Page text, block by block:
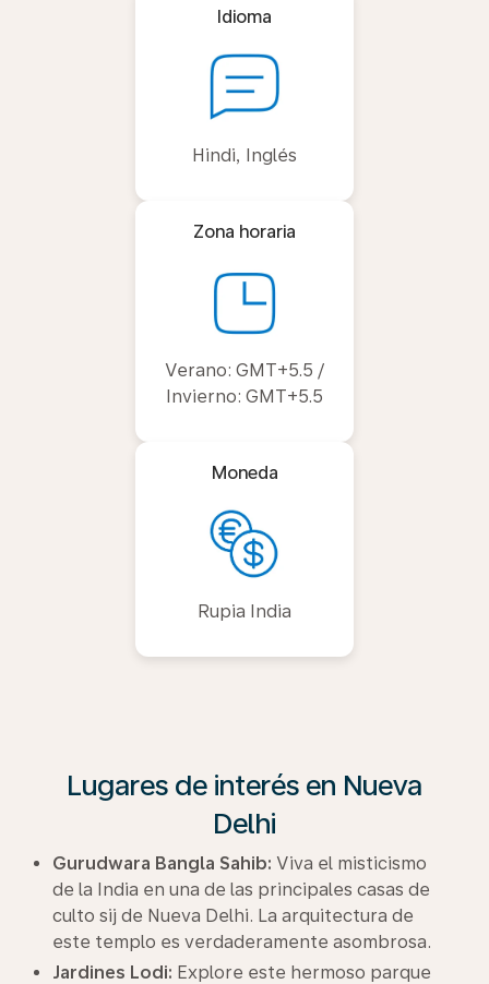
Idioma
Hindi, Inglés
Zona horaria
Verano: GMT+5.5 /
Invierno: GMT+5.5
Moneda
Rupia India
Lugares de interés en Nueva
Delhi
Gurudwara Bangla Sahib: Viva el misticismo
de la India en una de las principales casas de
culto sij de Nueva Delhi. La arquitectura de
este templo es verdaderamente asombrosa.
Jardines Lodi: Explore este hermoso parque